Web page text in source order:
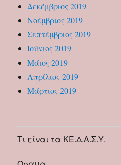
Δεκέμβριος 2019
Νοέμβριος 2019
Σεπτέμβριος 2019
Ιούνιος 2019
Μάιος 2019
Απρίλιος 2019
Μάρτιος 2019
Τι είναι τα ΚΕ.Δ.Α.Σ.Υ.